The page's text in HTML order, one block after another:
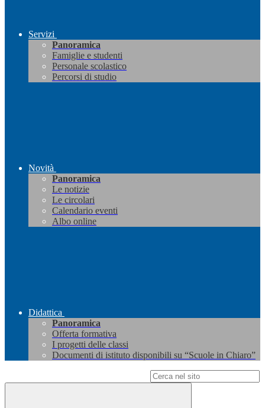
Servizi
Panoramica
Famiglie e studenti
Personale scolastico
Percorsi di studio
Novità
Panoramica
Le notizie
Le circolari
Calendario eventi
Albo online
Didattica
Panoramica
Offerta formativa
I progetti delle classi
Documenti di istituto disponibili su “Scuole in Chiaro”